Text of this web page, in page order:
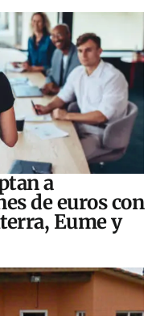
a
de euros con
Eume y